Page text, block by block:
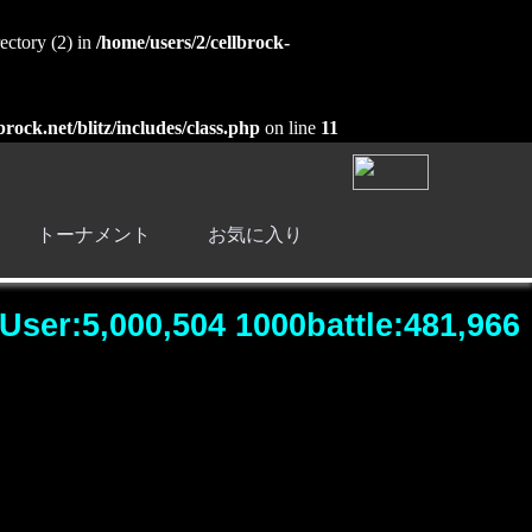
(2) in /home/users/2/cellbrock-
blitz/includes/class.php on line 11
トーナメント お気に入り
User:5,000,504 1000battle:481,966